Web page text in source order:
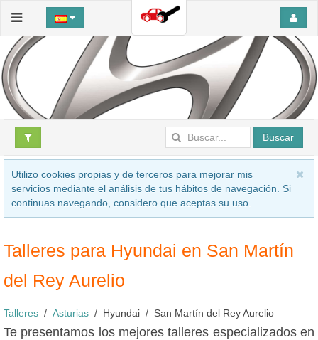
Buscar
Utilizo cookies propias y de terceros para mejorar mis
servicios mediante el análisis de tus hábitos de navegación. Si
continuas navegando, considero que aceptas su uso.
Talleres para Hyundai en San Martín
del Rey Aurelio
Talleres Asturias Hyundai San Martín del Rey Aurelio
Te presentamos los mejores talleres especializados en